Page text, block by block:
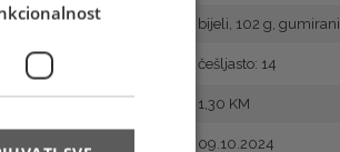
Papir bijeli, 102 g, gumirani
češljasto: 14
1,30 KM
Prvi dan 09.10.2024